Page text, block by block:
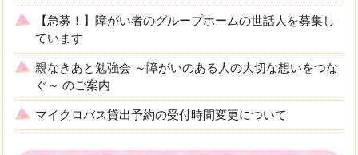
【急募！】障がい者のグループホームの世話人を募集し
ています
親なきあと勉強会 ～障がいのある人の大切な想いをつな
ぐ～ のご案内
マイクロバス貸出予約の受付時間変更について